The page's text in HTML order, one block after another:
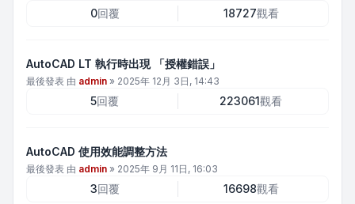
0回覆 18727觀看
AutoCAD LT 執行時出現 「授權錯誤」
最後發表 由 admin » 2025年 12月 3日, 14:43
5回覆 223061觀看
AutoCAD 使用效能調整方法
最後發表 由 admin » 2025年 9月 11日, 16:03
3回覆 16698觀看